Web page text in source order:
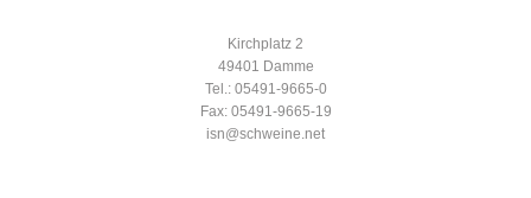
Kirchplatz 2
49401 Damme
Tel.: 05491-9665-0
Fax: 05491-9665-19
isn@schweine.net